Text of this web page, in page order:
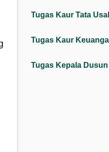
Tugas Kaur Tata
Tugas Kaur
Tugas Kepala Dusun